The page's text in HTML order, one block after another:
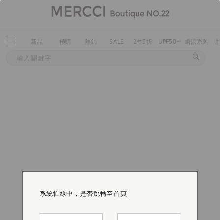
新品 預購 熱銷 SALE 2件5折 UPF50+ 瞬涼系列
系統忙線中，是否跳轉至首頁
系統忙線中，是否跳轉至首頁
系統忙線中，是否跳轉至首頁
系統忙線中，是否跳轉至首頁
系統忙線中，是否跳轉至首頁